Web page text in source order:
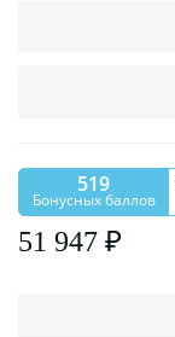
519
Бонусных баллов
51 947 ₽